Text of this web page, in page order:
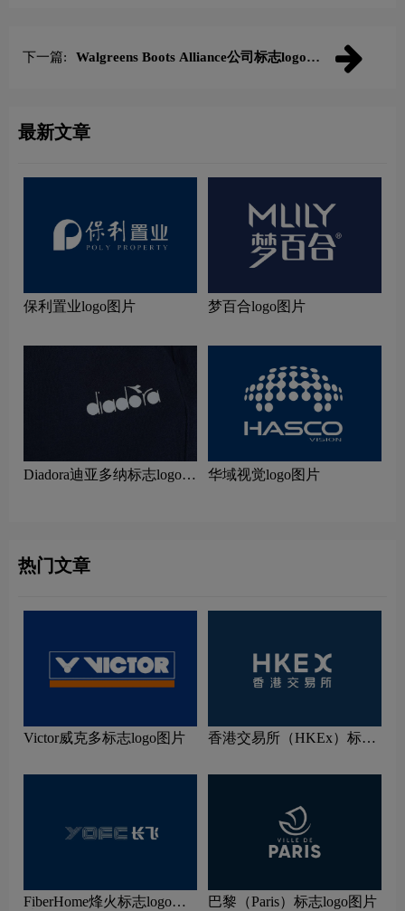
下一篇:
Walgreens Boots Alliance公司标志logo图
最新文章
保利置业logo图片 梦百合logo图片
Diadora迪亚多纳标志logo图
华域视觉logo图片
热门文章
Victor威克多标志logo图片
香港交易所（HKEx）标志
FiberHome烽火标志logo图
巴黎（Paris）标志logo图片